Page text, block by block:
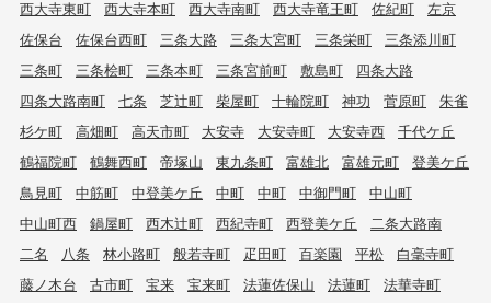
西大寺東町
西大寺本町 西大寺南町 西大寺竜王町 佐紀町
左京
佐保台
佐保台西町 三条大路 三条大宮町 三条栄町
三条添川町
三条町
三条桧町 三条本町 三条宮前町 敷島町
四条大路
四条大路南町
七条 芝辻町 柴屋町 十輪院町 神功 菅原町
朱雀
杉ケ町
高畑町 高天市町 大安寺 大安寺町 大安寺西
千代ケ丘
鶴福院町
鶴舞西町 帝塚山 東九条町 富雄北 富雄元町
登美ケ丘
鳥見町
中筋町 中登美ケ丘 中町 中町 中御門町
中山町
中山町西
鍋屋町 西木辻町 西紀寺町 西登美ケ丘
二条大路南
二名
八条 林小路町 般若寺町 疋田町 百楽園 平松
白毫寺町
藤ノ木台
古市町 宝来 宝来町 法蓮佐保山 法蓮町
法華寺町